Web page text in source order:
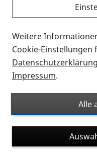
suchen und dieses
können? Schauen
Thema Infomaterial
für blinde und
Auf dieser Seite
Ort. Nutzen Sie den
nach Flyern und
suchen. Die meisten
verschiedenen
postalischen
Weitere
Cookie-Einstellungen
Datenschutzerklärung
Impressum.
Alle